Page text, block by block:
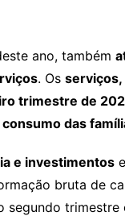
ano, também
. Os serviços,
trimestre de
das
e investimentos
bruta de
segundo